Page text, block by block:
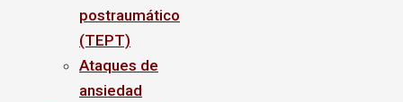
postraumático
(TEPT)
Ataques de
ansiedad